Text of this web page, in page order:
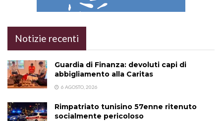
Notizie recenti
Guardia di Finanza: devoluti capi di
abbigliamento alla Caritas
6 AGOSTO, 2026
Rimpatriato tunisino 57enne ritenuto
socialmente pericoloso